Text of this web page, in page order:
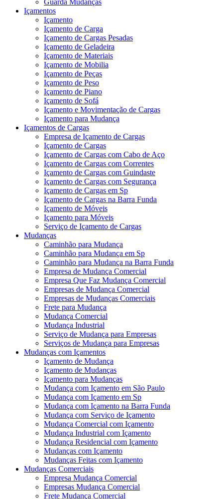
Içamentos
Içamento
Içamento de Carga
Içamento de Cargas Pesadas
Içamento de Geladeira
Içamento de Materiais
Içamento de Mobilia
Içamento de Peças
Içamento de Peso
Içamento de Piano
Içamento de Sofá
Içamento e Movimentação de Cargas
Içamento para Mudança
Içamentos de Cargas
Empresa de Içamento de Cargas
Içamento de Cargas
Içamento de Cargas com Cabo de Aço
Içamento de Cargas com Correntes
Içamento de Cargas com Guindaste
Içamento de Cargas com Segurança
Içamento de Cargas em Sp
Içamento de Cargas na Barra Funda
Içamento de Móveis
Içamento para Móveis
Serviço de Içamento de Cargas
Mudanças
Caminhão para Mudança
Caminhão para Mudança em Sp
Caminhão para Mudança na Barra Funda
Empresa de Mudança Comercial
Empresa Que Faz Mudança Comercial
Empresas de Mudança Comercial
Empresas de Mudanças Comerciais
Frete para Mudança
Mudança Comercial
Mudança Industrial
Serviço de Mudança para Empresas
Serviços de Mudança para Empresas
Mudanças com Içamentos
Içamento de Mudança
Içamento de Mudanças
Içamento para Mudanças
Mudança com Içamento em São Paulo
Mudança com Içamento em Sp
Mudança com Içamento na Barra Funda
Mudança com Serviço de Içamento
Mudança Comercial com Içamento
Mudança Industrial com Içamento
Mudança Residencial com Içamento
Mudanças com Içamento
Mudanças Feitas com Içamento
Mudanças Comerciais
Empresa Mudança Comercial
Empresas Mudança Comercial
Frete Mudança Comercial